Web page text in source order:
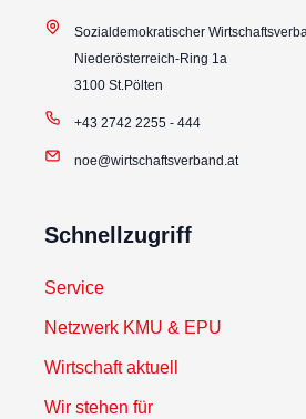
Sozialdemokratischer
Niederösterreich-Ring 1a
3100 St.Pölten
+43 2742 2255 - 444
noe@wirtschaftsverband.at
Schnellzugriff
Service
Netzwerk KMU & EPU
Wirtschaft aktuell
Wir stehen für